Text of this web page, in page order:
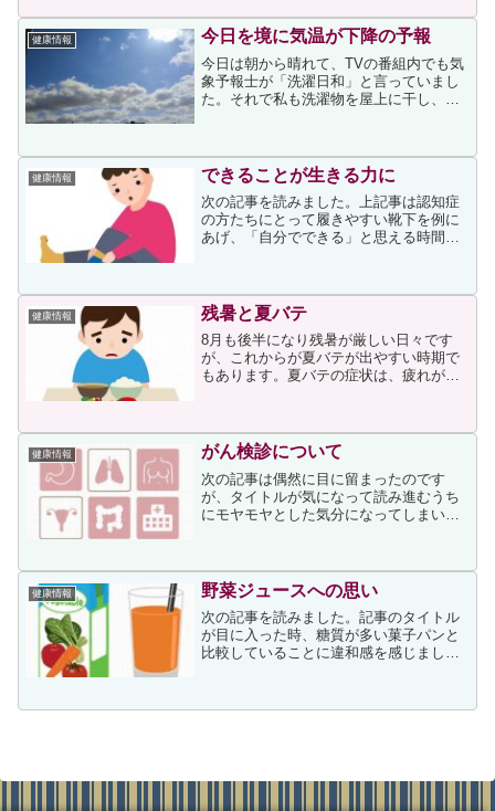
ら、甲状腺機能低下症という病名をご記
憶の方もいらっしゃること...
健康情報 今日を境に気温が下降の予報
今日は朝から晴れて、TVの番組内でも気
象予報士が「洗濯日和」と言っていまし
た。それで私も洗濯物を屋上に干し、そ
に取り込めるのは今日...
健康情報 できることが生きる力に
次の記事を読みました。上記事は認知症
の方たちにとって履きやすい靴下を例に
あげ、「自分でできる」と思える時間を
違い等について書かれていました。上記
事を読みながら、私は「自...
健康情報 残暑と夏バテ
8月も後半になり残暑が厳しい日々です
が、これからが夏バテが出やすい時期で
もあります。夏バテの症状は、疲れが長
まです。原因は、高温多湿で非常に蒸し
暑い日本の気候にあります...
健康情報 がん検診について
次の記事は偶然に目に留まったのです
が、タイトルが気になって読み進むうち
にモヤモヤとした気分になってしまいま
ますが、次のように述べています。がん
の進行は、ゆっくりなものか...
健康情報 野菜ジュースへの思い
次の記事を読みました。記事のタイトル
が目に入った時、糖質が多い菓子パンと
比較していることに違和感を感じました